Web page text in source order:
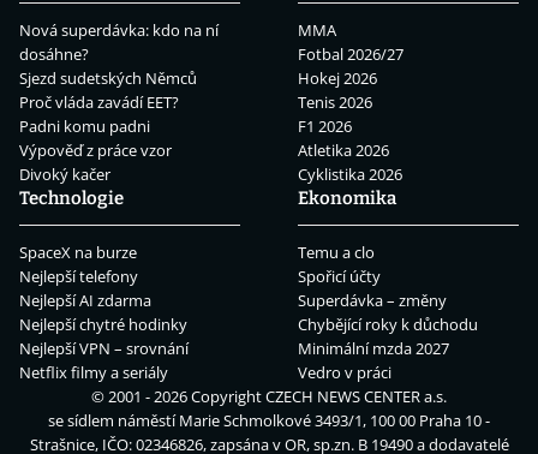
Nová superdávka: kdo na ní
dosáhne?
Sjezd sudetských Němců
Proč vláda zavádí EET?
Padni komu padni
Výpověď z práce vzor
Divoký kačer
MMA
Fotbal 2026/27
Hokej 2026
Tenis 2026
F1 2026
Atletika 2026
Cyklistika 2026
Technologie
SpaceX na burze
Nejlepší telefony
Nejlepší AI zdarma
Nejlepší chytré hodinky
Nejlepší VPN – srovnání
Netflix filmy a seriály
Ekonomika
Temu a clo
Spořicí účty
Superdávka – změny
Chybějící roky k důchodu
Minimální mzda 2027
Vedro v práci
© 2001 - 2026 CopyrightCZECH NEWS CENTER a.s.
se sídlem náměstí Marie Schmolkové 3493/1, 100 00 Praha 10 -
Strašnice, IČO: 02346826, zapsána v OR, sp.zn. B 19490 a dodavatelé